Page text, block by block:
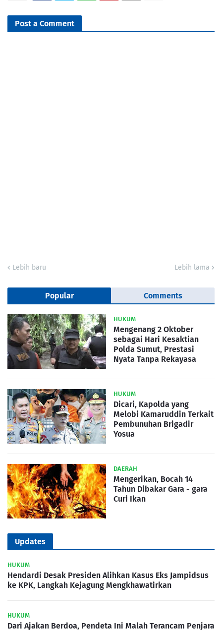
Post a Comment
Lebih baru Lebih lama
Popular Comments
HUKUM
Mengenang 2 Oktober
sebagai Hari Kesaktian
Polda Sumut, Prestasi
Nyata Tanpa Rekayasa
HUKUM
Dicari, Kapolda yang
Melobi Kamaruddin Terkait
Pembunuhan Brigadir
Yosua
DAERAH
Mengerikan, Bocah 14
Tahun Dibakar Gara - gara
Curi Ikan
Updates
HUKUM
Hendardi Desak Presiden Alihkan Kasus Eks Jampidsus
ke KPK, Langkah Kejagung Mengkhawatirkan
HUKUM
Dari Ajakan Berdoa, Pendeta Ini Malah Terancam Penjara